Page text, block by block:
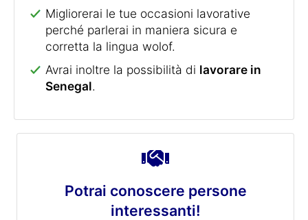
Migliorerai le tue occasioni lavorative
perché parlerai in maniera sicura e
corretta la lingua wolof.
Avrai inoltre la possibilità di lavorare in
Senegal.
Potrai conoscere persone
interessanti!